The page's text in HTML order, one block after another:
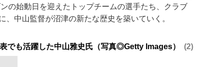
の始動日を迎えたトップチームの選手たち、クラブ
中山監督が沼津の新たな歴史を築いていく。
でも活躍した中山雅史氏（写真◎Getty Images） 2